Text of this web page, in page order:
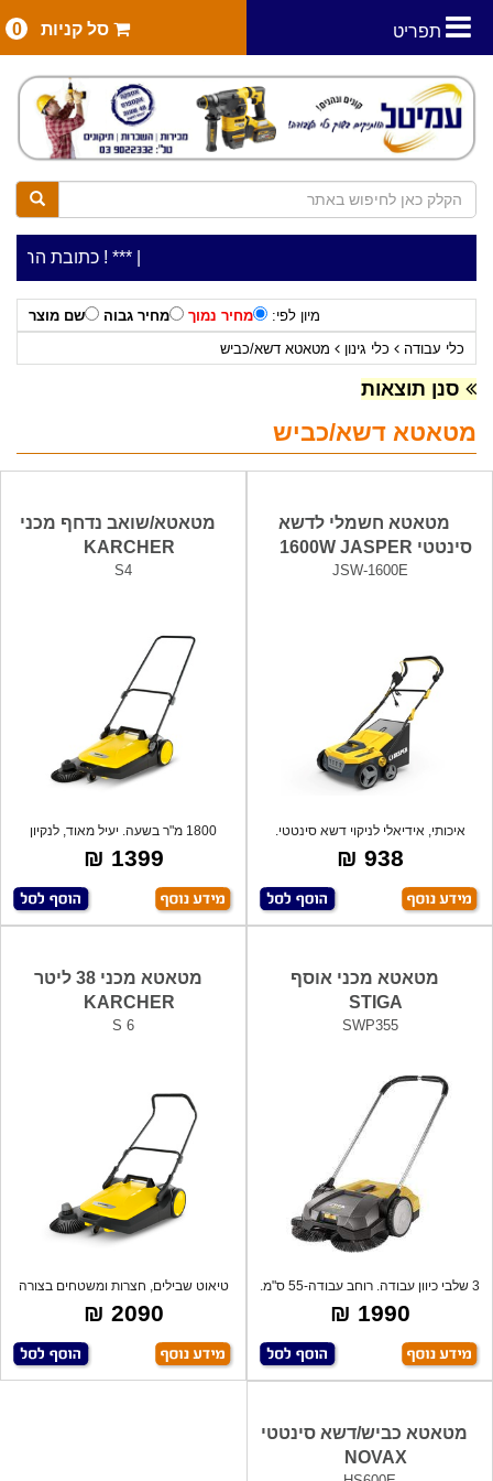
תפריט סל קניות 0
***כתובת החנות: רח' המלאכה 2, ביתן 8 ***כלי עבודה להשכרה בתעריף יומי משתלם ! ***
מיון לפי: מחיר נמוך מחיר גבוה
שם מוצר
כלי עבודה
כלי גינון מטאטא דשא/כביש
סנן תוצאות
מטאטא דשא/כביש
מטאטא חשמלי לדשא
סינטטי 1600W JASPER
JSW-1600E
איכותי, אידיאלי לניקוי דשא סינטטי.
מנקה
938 ₪
מטאטא/שואב נדחף מכני
KARCHER
S4
1800 מ"ר בשעה. יעיל מאוד, לנקיון
מושלם ו
1399 ₪
מטאטא מכני אוסף
STIGA
SWP355
3 שלבי כיוון עבודה. רוחב עבודה-55 ס"מ.
ס
1990 ₪
מטאטא מכני 38 ליטר
KARCHER
S 6
טיאוט שבילים, חצרות ומשטחים בצורה
קלה ומ
2090 ₪
מטאטא כביש/דשא סינטטי
NOVAX